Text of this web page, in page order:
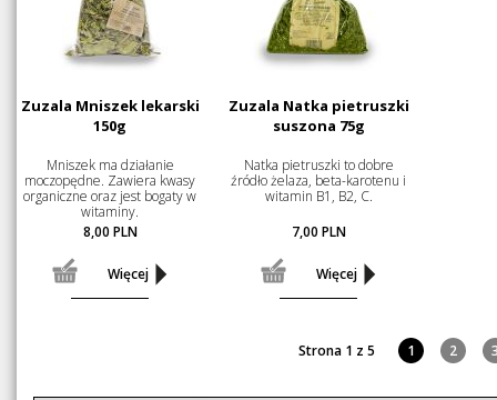
Zuzala Mniszek lekarski
150g
Mniszek ma działanie
moczopędne. Zawiera kwasy
organiczne oraz jest bogaty w
witaminy.
8,00 PLN
Więcej
Zuzala Natka pietruszki
suszona 75g
Natka pietruszki to dobre
źródło żelaza, beta-karotenu i
witamin B1, B2, C.
7,00 PLN
Więcej
Strona 1 z 5 1 2